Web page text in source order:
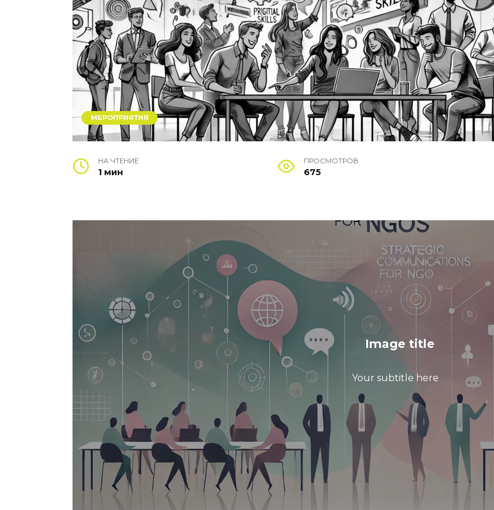
МЕРОПРИЯТИЯ
НА ЧТЕНИЕ
1 мин
ПРОСМОТРОВ
675
Image title
Your subtitle here